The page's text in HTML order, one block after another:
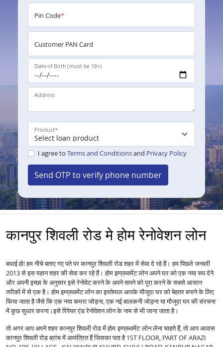
Pin Code*
Customer PAN Card
Date of Birth (must be 18+)
Address
Product*
I agree to Terms and Conditionsand Privacy Policy
Send OTP to verify phone number
कानपुर शिवली रोड मे होम रेनोवेशन लोन
बधाई हो! हम नीचे बताए गए पते पर कानपुर शिवली रोड शहर में सेवा दे रहे हैं। हम पिछले जनवरी
2013 से इस महान शहर की सेवा कर रहे हैं।होम इम्प्रूवमेंट लोन अपने घर को एक नया रूप देने
और अपनी इच्छा के अनुसार इसे रेनोवेट करने के अपने सपने को पूरा करने के सबसे आसान
तरीकों में से एक है।होम इम्प्रूवमेंट लोन का इस्तेमाल आपके मौजूदा घर को बेहतर बनाने के लिए
किया जाता है जैसे कि एक नया कमरा जोड़ना, एक नई बालकनी जोड़ना या मौजूदा घर की संरचना
में कुछ सुधार करना।इसे रिपेयर एंड रेनोवेशन लोन के नाम से भी जाना जाता है।
तो अगर आप अपने शहर कानपुर शिवली रोड मेंहोम इम्प्रूवमेंट लोनलेना चाहते हैं, तो आप आवास
कानपुर शिवली रोड ब्रांच में आमंत्रित हैं जिसका पता है 1ST FLOOR, PART OF ARAZI